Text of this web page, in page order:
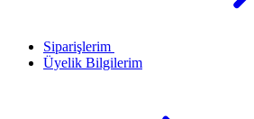
Siparişlerim
Üyelik Bilgilerim